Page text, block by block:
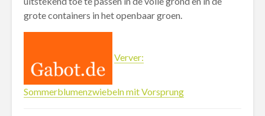
grote containers in het openbaar groen.
Verver:
Sommerblumenzwiebeln mit Vorsprung